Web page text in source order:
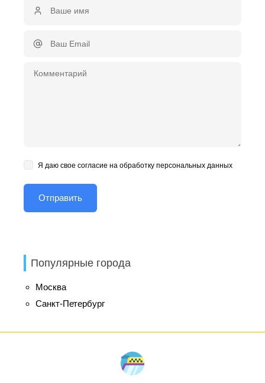
Я даю свое согласие на обработку персональных данных
Популярные города
Москва
Санкт-Петербург